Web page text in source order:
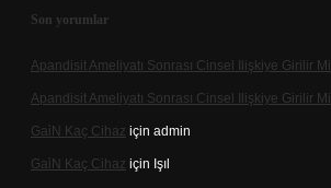
Son yorumlar
Apandisit Ameliyatı Sonrası Cinsel Ilişkiye Girilir Mi
Apandisit Ameliyatı Sonrası Cinsel Ilişkiye Girilir Mi
Gai̇N Kaç Cihaz için admin
Gai̇N Kaç Cihaz için Işıl